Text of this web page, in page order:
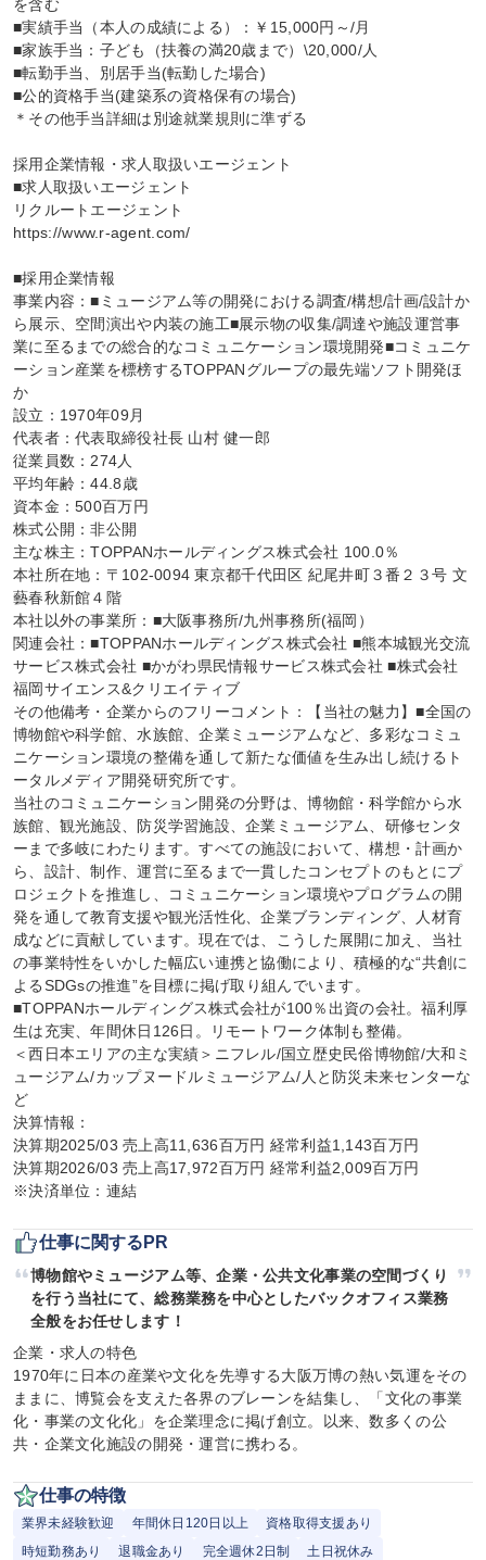
を含む
■実績手当（本人の成績による）：￥15,000円～/月
■家族手当：子ども（扶養の満20歳まで）\20,000/人
■転勤手当、別居手当(転勤した場合)
■公的資格手当(建築系の資格保有の場合)
＊その他手当詳細は別途就業規則に準ずる
採用企業情報・求人取扱いエージェント
■求人取扱いエージェント
リクルートエージェント
https://www.r-agent.com/
■採用企業情報
事業内容：■ミュージアム等の開発における調査/構想/計画/設計か
ら展示、空間演出や内装の施工■展示物の収集/調達や施設運営事
業に至るまでの総合的なコミュニケーション環境開発■コミュニケ
ーション産業を標榜するTOPPANグループの最先端ソフト開発ほ
か
設立：1970年09月
代表者：代表取締役社長 山村 健一郎
従業員数：274人
平均年齢：44.8歳
資本金：500百万円
株式公開：非公開
主な株主：TOPPANホールディングス株式会社 100.0％
本社所在地：〒102-0094 東京都千代田区 紀尾井町３番２３号 文
藝春秋新館４階
本社以外の事業所：■大阪事務所/九州事務所(福岡）
関連会社：■TOPPANホールディングス株式会社 ■熊本城観光交流
サービス株式会社 ■かがわ県民情報サービス株式会社 ■株式会社
福岡サイエンス&クリエイティブ
その他備考・企業からのフリーコメント：【当社の魅力】■全国の
博物館や科学館、水族館、企業ミュージアムなど、多彩なコミュ
ニケーション環境の整備を通して新たな価値を生み出し続けるト
ータルメディア開発研究所です。
当社のコミュニケーション開発の分野は、博物館・科学館から水
族館、観光施設、防災学習施設、企業ミュージアム、研修センタ
ーまで多岐にわたります。すべての施設において、構想・計画か
ら、設計、制作、運営に至るまで一貫したコンセプトのもとにプ
ロジェクトを推進し、コミュニケーション環境やプログラムの開
発を通して教育支援や観光活性化、企業ブランディング、人材育
成などに貢献しています。現在では、こうした展開に加え、当社
の事業特性をいかした幅広い連携と協働により、積極的な“共創に
よるSDGsの推進”を目標に掲げ取り組んでいます。
■TOPPANホールディングス株式会社が100％出資の会社。福利厚
生は充実、年間休日126日。リモートワーク体制も整備。
＜西日本エリアの主な実績＞ニフレル/国立歴史民俗博物館/大和ミ
ュージアム/カップヌードルミュージアム/人と防災未来センターな
ど
決算情報：
決算期2025/03 売上高11,636百万円 経常利益1,143百万円
決算期2026/03 売上高17,972百万円 経常利益2,009百万円
※決済単位：連結
仕事に関するPR
博物館やミュージアム等、企業・公共文化事業の空間づくり
を行う当社にて、総務業務を中心としたバックオフィス業務
全般をお任せします！
企業・求人の特色
1970年に日本の産業や文化を先導する大阪万博の熱い気運をその
ままに、博覧会を支えた各界のブレーンを結集し、「文化の事業
化・事業の文化化」を企業理念に掲げ創立。以来、数多くの公
共・企業文化施設の開発・運営に携わる。
仕事の特徴
業界未経験歓迎 年間休日120日以上
資格取得支援あり
時短勤務あり
退職金あり 完全週休2日制 土日祝休み